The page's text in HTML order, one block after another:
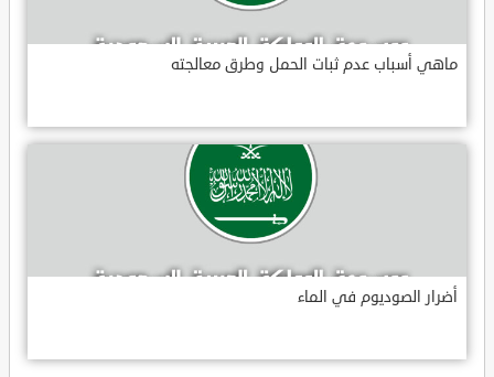
ماهي أسباب عدم ثبات الحمل وطرق معالجته
أضرار الصوديوم في الماء